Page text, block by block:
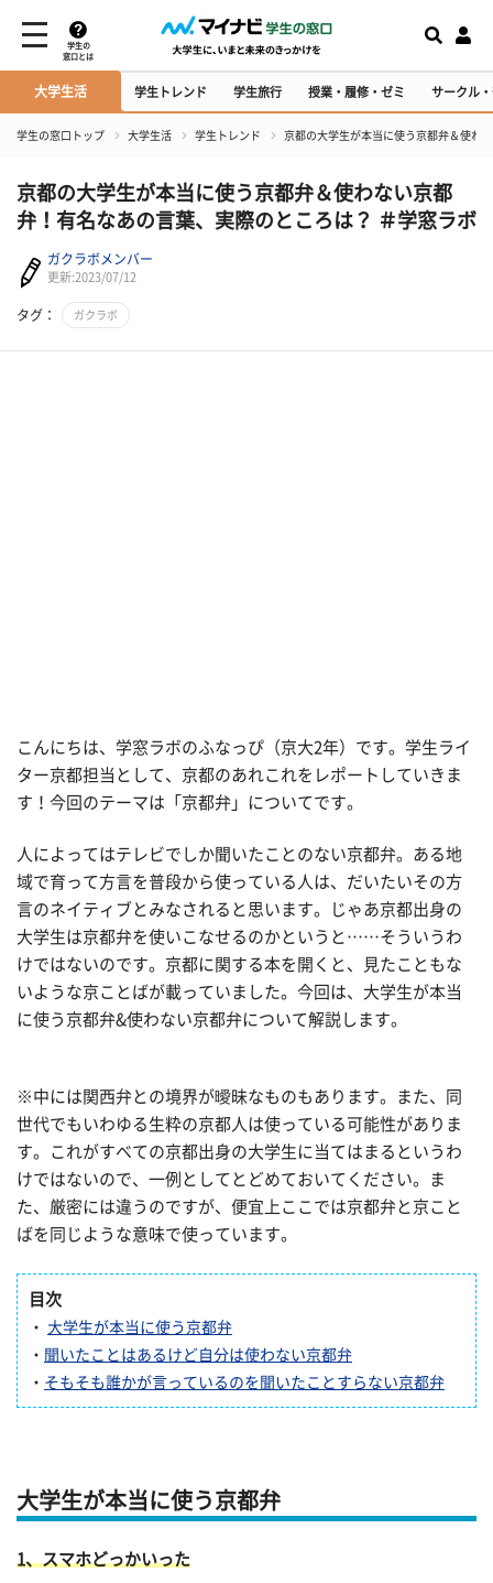
学生の
窓口とは
大学生活 学生トレンド 学生旅行 授業・履修・ゼミ サークル
学生の窓口トップ 大学生活 学生トレンド 京都の大学生が本当に使う京都弁＆使わ
京都の大学生が本当に使う京都弁＆使わない京都
弁！有名なあの言葉、実際のところは？ ＃学窓ラボ
ガクラボメンバー
更新:2023/07/12
タグ： ガクラボ
こんにちは、学窓ラボのふなっぴ（京大2年）です。学生ライ
ター京都担当として、京都のあれこれをレポートしていきま
す！今回のテーマは「京都弁」についてです。
人によってはテレビでしか聞いたことのない京都弁。ある地
域で育って方言を普段から使っている人は、だいたいその方
言のネイティブとみなされると思います。じゃあ京都出身の
大学生は京都弁を使いこなせるのかというと……そういうわ
けではないのです。京都に関する本を開くと、見たこともな
いような京ことばが載っていました。今回は、大学生が本当
に使う京都弁&使わない京都弁について解説します。
※中には関西弁との境界が曖昧なものもあります。また、同
世代でもいわゆる生粋の京都人は使っている可能性がありま
す。これがすべての京都出身の大学生に当てはまるというわ
けではないので、一例としてとどめておいてください。ま
た、厳密には違うのですが、便宜上ここでは京都弁と京こと
ばを同じような意味で使っています。
目次
・ 大学生が本当に使う京都弁
・ 聞いたことはあるけど自分は使わない京都弁
・ そもそも誰かが言っているのを聞いたことすらない京都弁
大学生が本当に使う京都弁
1、スマホどっかいった